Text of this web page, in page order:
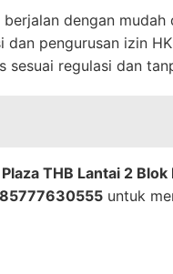
dengan mudah
pengurusan izin
sesuai regulasi dan
Plaza THB Lantai 2 Blok
untuk